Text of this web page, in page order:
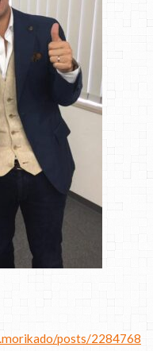
posts/2284768